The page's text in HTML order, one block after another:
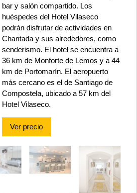
bar y salón compartido. Los
huéspedes del Hotel Vilaseco
podrán disfrutar de actividades en
Chantada y sus alrededores, como
senderismo. El hotel se encuentra a
36 km de Monforte de Lemos y a 44
km de Portomarín. El aeropuerto
más cercano es el de Santiago de
Compostela, ubicado a 57 km del
Hotel Vilaseco.
Ver precio